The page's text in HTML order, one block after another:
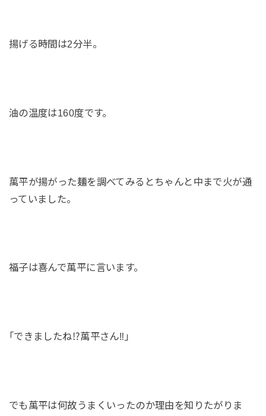
揚げる時間は2分半。
油の温度は160度です。
萬平が揚がった麺を調べてみるとちゃんと中まで火が通
っていました。
福子は喜んで萬平に言います。
｢できましたね⁉萬平さん‼｣
でも萬平は何故うまくいったのか理由を知りたがりま